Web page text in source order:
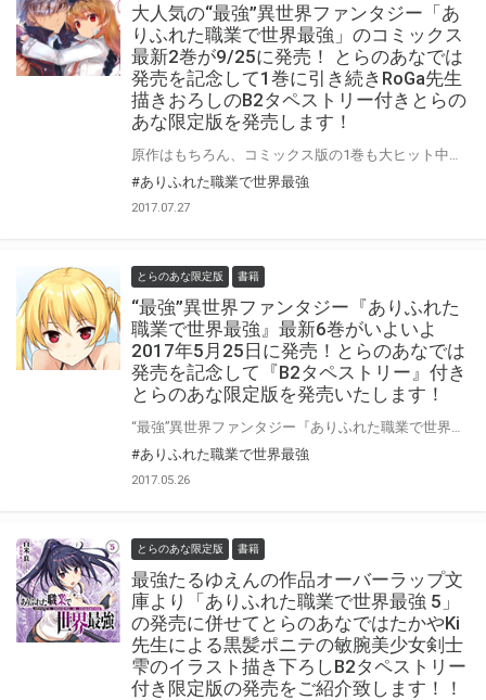
大人気の“最強”異世界ファンタジー「あ
りふれた職業で世界最強」のコミックス
最新2巻が9/25に発売！ とらのあなでは
発売を記念して1巻に引き続きRoGa先生
描きおろしのB2タペストリー付きとらの
あな限定版を発売します！
#ありふれた職業で世界最強
2017.07.27
とらのあな限定版 書籍
“最強”異世界ファンタジー『ありふれた
職業で世界最強』最新6巻がいよいよ
2017年5月25日に発売！とらのあなでは
発売を記念して『B2タペストリー』付き
とらのあな限定版を発売いたします！
#ありふれた職業で世界最強
2017.05.26
とらのあな限定版 書籍
最強たるゆえんの作品オーバーラップ文
庫より「ありふれた職業で世界最強 5」
の発売に併せてとらのあなではたかやKi
先生による黒髪ポニテの敏腕美少女剣士
雫のイラスト描き下ろしB2タペストリー
付き限定版の発売をご紹介致します！！